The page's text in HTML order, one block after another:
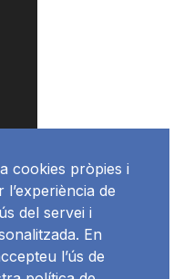
cookies pròpies i
de
del servei i
En
l’ús de